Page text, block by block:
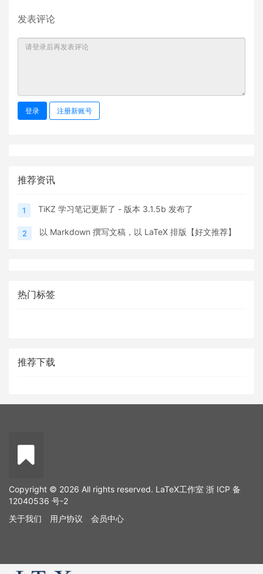
发表评论
登录 注册新账号
推荐资讯
1 TiKZ 学习笔记更新了 - 版本 3.1.5b 发布了
2 以 Markdown 撰写文稿，以 LaTeX 排版【好文推荐】
热门标签
推荐下载
Copyright © 2026 All rights reserved. LaTeX工作室 浙 ICP 备
12040536 号-2
关于我们
用户协议 会员中心